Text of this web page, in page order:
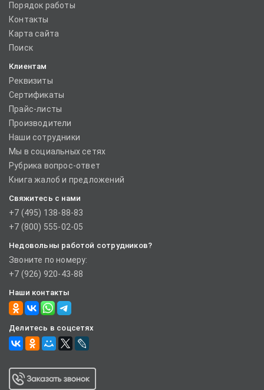
Порядок работы
Контакты
Карта сайта
Поиск
Клиентам
Реквизиты
Сертификаты
Прайс-листы
Производители
Наши сотрудники
Мы в социальных сетях
Рубрика вопрос-ответ
Книга жалоб и предложений
Свяжитесь с нами
+7 (495) 138-88-83
+7 (800) 555-02-05
Недовольны работой сотрудников?
Звоните по номеру:
+7 (926) 920-43-88
Наши контакты
Делитесь в соцсетях